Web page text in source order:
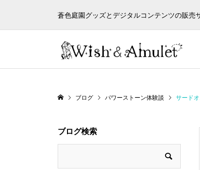
蒼色庭園グッズとデジタルコンテンツの販売
ブログ パワーストーン体験談 サード
ブログ検索